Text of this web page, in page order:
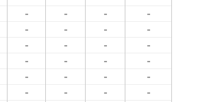
- - -
-
- - -
-
- - -
-
- - -
-
- - -
-
- - -
-